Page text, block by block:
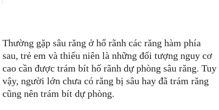
Thường gặp sâu răng ở hố rãnh các răng hàm phía
sau, trẻ em và thiếu niên là những đối tượng nguy cơ
cao cần được trám bít hố rãnh dự phòng sâu răng. Tuy
vậy, người lớn chưa có răng bị sâu hay đã trám răng
cũng nên trám bít dự phòng.